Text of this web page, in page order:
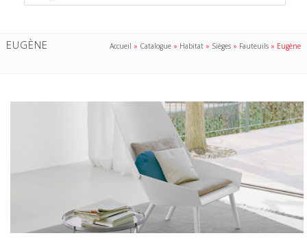
EUGÈNE Accueil » Catalogue » Habitat » Sièges » Fauteuils » Eugène